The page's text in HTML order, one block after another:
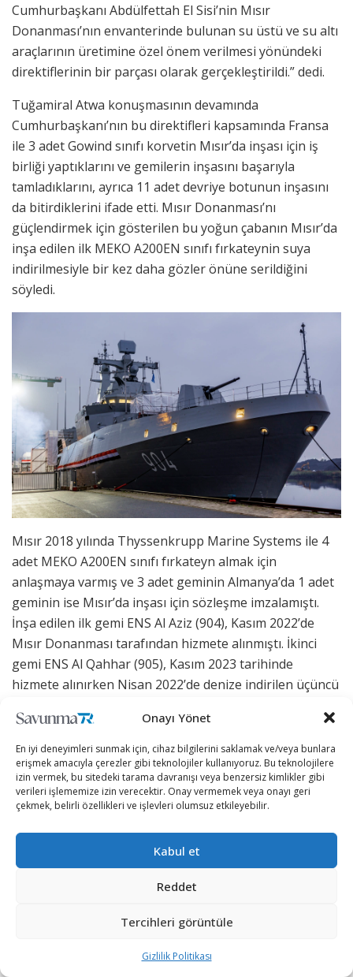
Onayı Yönet
En iyi deneyimleri sunmak için, cihaz bilgilerini saklamak ve/veya bunlara
erişmek amacıyla çerezler gibi teknolojiler kullanıyoruz. Bu teknolojilere
izin vermek, bu sitedeki tarama davranışı veya benzersiz kimlikler gibi
verileri işlememize izin verecektir. Onay vermemek veya onayı geri
çekmek, belirli özellikleri ve işlevleri olumsuz etkileyebilir.
Kabul et
Reddet
Tercihleri görüntüle
Gizlilik Politikası
Cumhurbaşkanı Abdülfettah El Sisi’nin Mısır
Donanması’nın envanterinde bulunan su üstü ve su altı
araçlarının üretimine özel önem verilmesi yönündeki
direktiflerinin bir parçası olarak gerçekleştirildi.” dedi.
Tuğamiral Atwa konuşmasının devamında
Cumhurbaşkanı’nın bu direktifleri kapsamında Fransa
ile 3 adet Gowind sınıfı korvetin Mısır’da inşası için iş
birliği yaptıklarını ve gemilerin inşasını başarıyla
tamladıklarını, ayrıca 11 adet devriye botunun inşasını
da bitirdiklerini ifade etti. Mısır Donanması’nı
güçlendirmek için gösterilen bu yoğun çabanın Mısır’da
inşa edilen ilk MEKO A200EN sınıfı fırkateynin suya
indirilmesiyle bir kez daha gözler önüne serildiğini
söyledi.
Mısır 2018 yılında Thyssenkrupp Marine Systems ile 4
adet MEKO A200EN sınıfı fırkateyn almak için
anlaşmaya varmış ve 3 adet geminin Almanya’da 1 adet
geminin ise Mısır’da inşası için sözleşme imzalamıştı.
İnşa edilen ilk gemi ENS Al Aziz (904), Kasım 2022’de
Mısır Donanması tarafından hizmete alınmıştı. İkinci
gemi ENS Al Qahhar (905), Kasım 2023 tarihinde
hizmete alınırken Nisan 2022’de denize indirilen üçüncü
ediyor.
Thales üretimi NS110 AESA hava ve yüzey gözetleme
radarı, Thales üretimi STIR atış kontrol radarı ve Atlas
Elektronik üretimi gövdeye monteli sonar sistemi ile
olarak; 1 adet Oto Melara 127/64mm baş topu, 2 adet
30mm stabilize otomatik top, 8 adet Exocet MM40 Block
3 gemisavar füzesi, 32 hücreli VLS ve 32 adet MBDA VL